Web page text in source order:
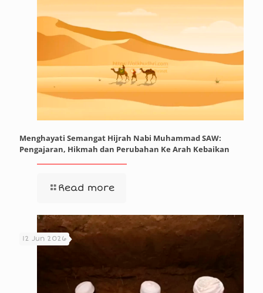
Menghayati Semangat Hijrah Nabi Muhammad SAW:
Pengajaran, Hikmah dan Perubahan Ke Arah Kebaikan
Read more
12 Jun 2026